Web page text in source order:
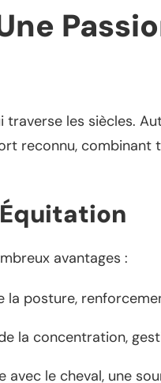
traverse les siècles.
reconnu,
avantages :
la posture,
la concentration,
avec le cheval, une